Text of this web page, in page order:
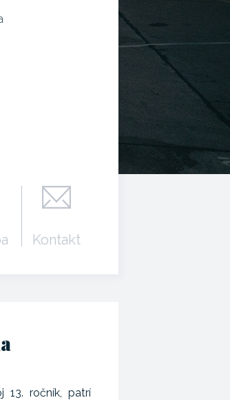
Kontakt
13. ročník, patrí